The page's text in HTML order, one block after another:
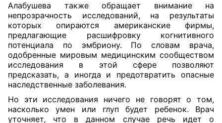
Алабушева также обращает внимание на
непрозрачность исследований, на результаты
которых опираются американские фирмы,
предлагающие расшифровку когнитивного
потенциала по эмбриону. По словам врача,
одобренные мировым медицинским сообществом
исследования в этой сфере позволяют
предсказать, а иногда и предотвратить опасные
наследственные заболевания.
Но эти исследования ничего не говорят о том,
насколько умен или глуп будет ребенок. Врач
уточняет, что в данном случае речь идет о